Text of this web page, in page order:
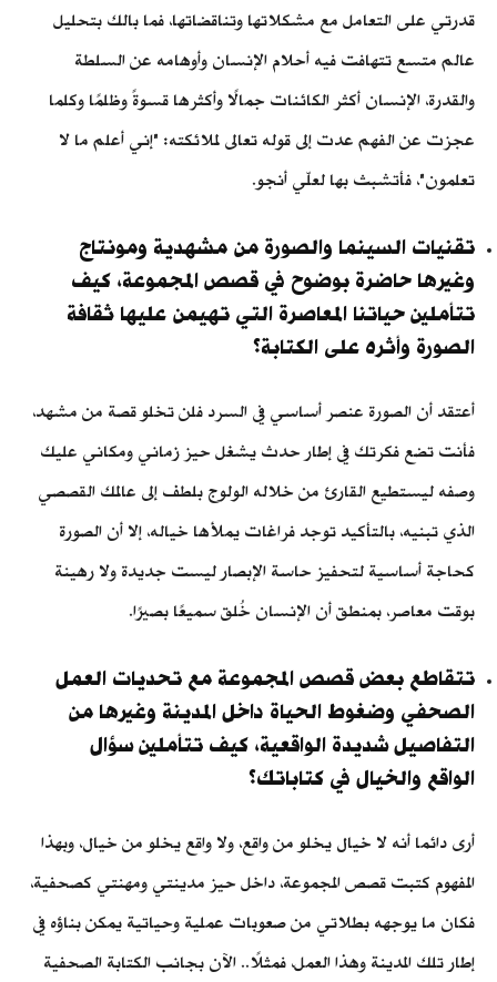
قدرتي على التعامل مع مشكلاتها وتناقضاتها، فما بالك بتحليل
عالم متسع تتهافت فيه أحلام الإنسان وأوهامه عن السلطة
والقدرة، الإنسان أكثر الكائنات جمالًا وأكثرها قسوةً وظلمًا وكلما
عجزت عن الفهم عدت إلى قوله تعالى لملائكته: "إني أعلم ما لا
تعلمون"، فأتشبث بها لعلّي أنجو.
تقنيات السينما والصورة من مشهدية ومونتاج
وغيرها حاضرة بوضوح في قصص المجموعة، كيف
تتأملين حياتنا المعاصرة التي تهيمن عليها ثقافة
الصورة وأثره على الكتابة؟
أعتقد أن الصورة عنصر أساسي في السرد فلن تخلو قصة من مشهد،
فأنت تضع فكرتك في إطار حدث يشغل حيز زماني ومكاني عليك
وصفه ليستطيع القارئ من خلاله الولوج بلطف إلى عالمك القصصي
الذي تبنيه، بالتأكيد توجد فراغات يملأها خياله، إلا أن الصورة
كحاجة أساسية لتحفيز حاسة الإبصار ليست جديدة ولا رهينة
بوقت معاصر، بمنطق أن الإنسان خُلق سميعًا بصيرًا.
تتقاطع بعض قصص المجموعة مع تحديات العمل
الصحفي وضغوط الحياة داخل المدينة وغيرها من
التفاصيل شديدة الواقعية، كيف تتأملين سؤال
الواقع والخيال في كتاباتك؟
أرى دائما أنه لا خيال يخلو من واقع، ولا واقع يخلو من خيال، وبهذا
المفهوم كتبت قصص المجموعة، داخل حيز مدينتي ومهنتي كصحفية،
فكان ما يوجهه بطلاتي من صعوبات عملية وحياتية يمكن بناؤه في
إطار تلك المدينة وهذا العمل، فمثلًا.. الآن بجانب الكتابة الصحفية